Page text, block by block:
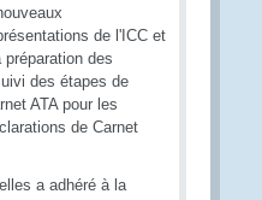
de l'ICC et
des
des étapes de
ATA pour les
de Carnet
a adhéré à la